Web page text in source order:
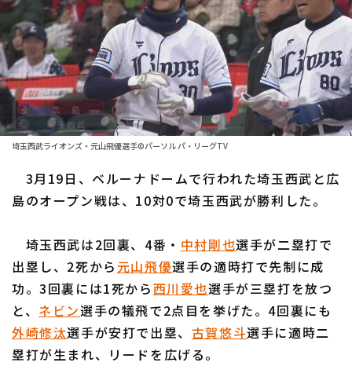
日程・結果
順位表･成績
1軍公式戦
ファーム東地区
ファーム西地区
選手名鑑
選手名鑑トップ
北海道日本ハムファイターズ
東北楽天ゴールデンイーグルス
埼玉西武ライオンズ
千葉ロッテマリーンズ
オリックス・バファローズ
福岡ソフトバンクホークス
ニュース
設定
埼玉西武ライオンズ・元山飛優選手©パーソル パ・リーグTV
3月19日、ベルーナドームで行われた埼玉西武と広
島のオープン戦は、10対0で埼玉西武が勝利した。
埼玉西武は2回裏、4番・ 中村剛也選手が二塁打で
出塁し、2死から元山飛優選手の適時打で先制に成
功。3回裏には1死から西川愛也選手が三塁打を放つ
と、 ネビン選手の犠飛で2点目を挙げた。4回裏にも
外崎修汰選手が安打で出塁、 古賀悠斗選手に適時二
塁打が生まれ、リードを広げる。